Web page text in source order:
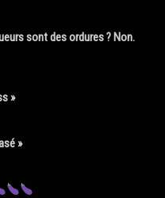
sont des ordures ? Non.
»
»